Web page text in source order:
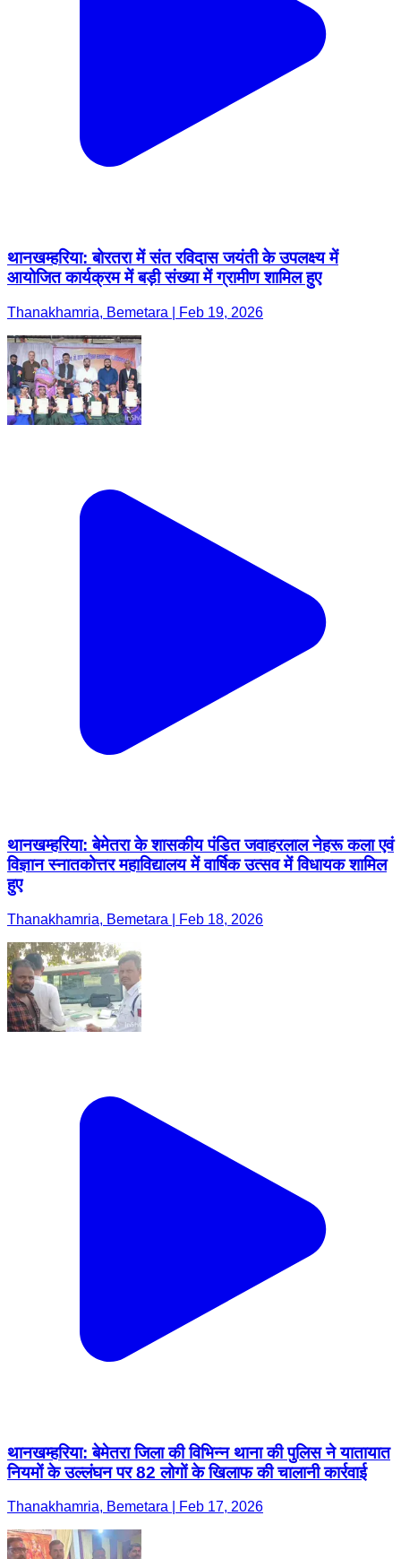
थानखम्हरिया: बोरतरा में संत रविदास जयंती के उपलक्ष्य में
आयोजित कार्यक्रम में बड़ी संख्या में ग्रामीण शामिल हुए
Thanakhamria, Bemetara | Feb 19, 2026
थानखम्हरिया: बेमेतरा के शासकीय पंडित जवाहरलाल नेहरू कला एवं
विज्ञान स्नातकोत्तर महाविद्यालय में वार्षिक उत्सव में विधायक शामिल
हुए
Thanakhamria, Bemetara | Feb 18, 2026
थानखम्हरिया: बेमेतरा जिला की विभिन्न थाना की पुलिस ने यातायात
नियमों के उल्लंघन पर 82 लोगों के खिलाफ की चालानी कार्रवाई
Thanakhamria, Bemetara | Feb 17, 2026